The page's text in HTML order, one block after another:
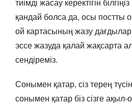
тиімді жасау керектігін
қандай болса да, осы постты
ой картасының жазу
эссе жазуда қалай жақсарта
сендіреміз.
Сонымен қатар, сіз терең
сонымен қатар біз сізге ақыл-